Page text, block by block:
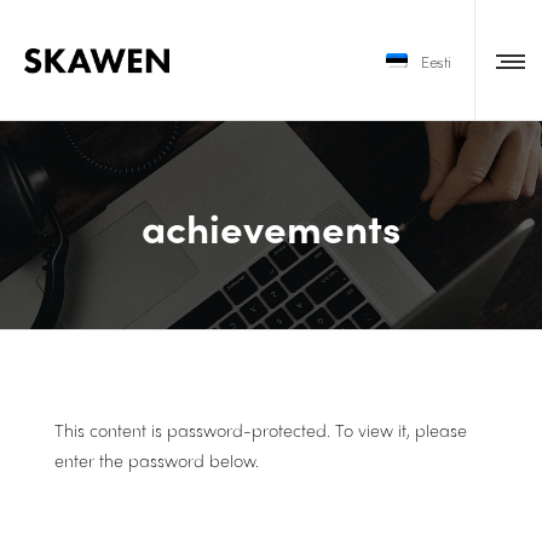
Eesti
achievements
This content is password-protected. To view it, please
enter the password below.